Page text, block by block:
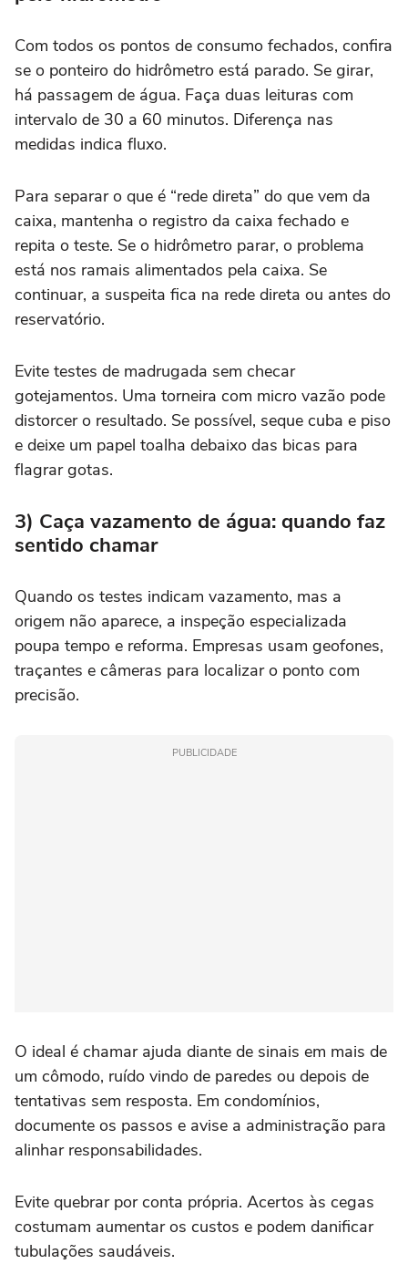
Com todos os pontos de consumo fechados, confira
se o ponteiro do hidrômetro está parado. Se girar,
há passagem de água. Faça duas leituras com
intervalo de 30 a 60 minutos. Diferença nas
medidas indica fluxo.
Para separar o que é “rede direta” do que vem da
caixa, mantenha o registro da caixa fechado e
repita o teste. Se o hidrômetro parar, o problema
está nos ramais alimentados pela caixa. Se
continuar, a suspeita fica na rede direta ou antes do
reservatório.
Evite testes de madrugada sem checar
gotejamentos. Uma torneira com micro vazão pode
distorcer o resultado. Se possível, seque cuba e piso
e deixe um papel toalha debaixo das bicas para
flagrar gotas.
3) Caça vazamento de água: quando faz
sentido chamar
Quando os testes indicam vazamento, mas a
origem não aparece, a inspeção especializada
poupa tempo e reforma. Empresas usam geofones,
traçantes e câmeras para localizar o ponto com
precisão.
PUBLICIDADE
O ideal é chamar ajuda diante de sinais em mais de
um cômodo, ruído vindo de paredes ou depois de
tentativas sem resposta. Em condomínios,
documente os passos e avise a administração para
alinhar responsabilidades.
Evite quebrar por conta própria. Acertos às cegas
costumam aumentar os custos e podem danificar
tubulações saudáveis.